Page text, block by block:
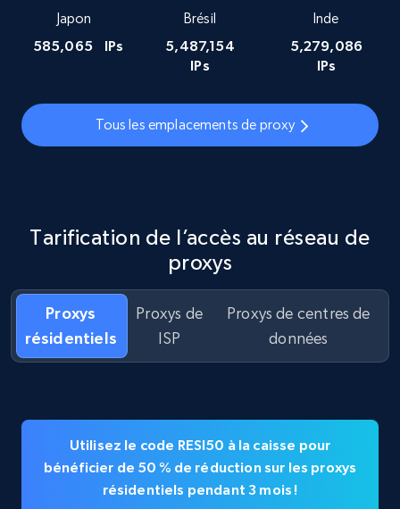
Japon
585,065 IPs
Brésil
5,487,154
IPs
Inde
5,279,086
IPs
Tous les emplacements de proxy
Tarification de l’accès au réseau de
proxys
Proxys
résidentiels
Proxys de
ISP
Proxys de centres de
données
Utilisez le code RESI50 à la caisse pour
bénéficier de 50 % de réduction sur les proxys
résidentiels pendant 3 mois !